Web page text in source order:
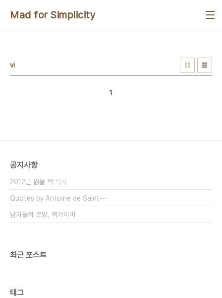
Mad for Simplicity
vi
1
공지사항
2012년 읽을 책 목록
Quotes by Antoine de Saint-⋯
남자들의 로망, 맥가이버
최근 포스트
태그